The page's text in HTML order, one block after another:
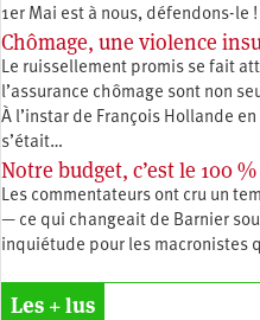
1er Mai est à nous, défendons-le
Chômage, une violence
Le ruissellement promis se fait
l’assurance chômage sont non
À l’instar de François Hollande
s’était…
Notre budget, c’est le 100
Les commentateurs ont cru un
— ce qui changeait de Barnier
inquiétude pour les macronistes
Les + lus